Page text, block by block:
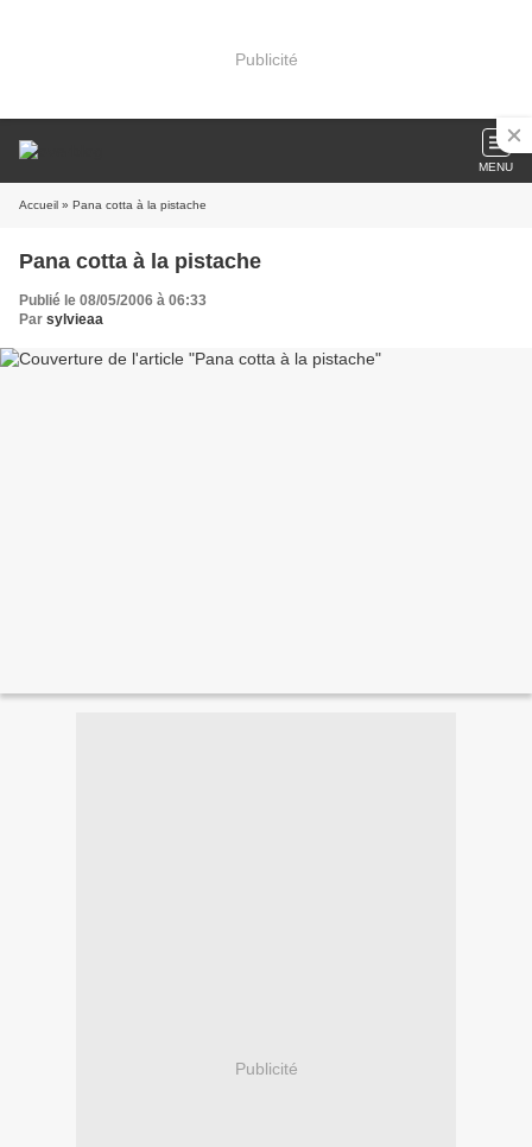
Publicité
MENU
Accueil » Pana cotta à la pistache
Pana cotta à la pistache
Publié le 08/05/2006 à 06:33
Par sylvieaa
Publicité